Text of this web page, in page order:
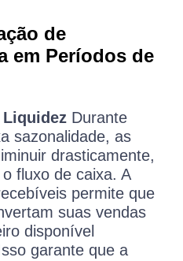
de
em Períodos de
Liquidez Durante
sazonalidade, as
drasticamente,
fluxo de caixa. A
permite que
suas vendas
disponível
garante que a